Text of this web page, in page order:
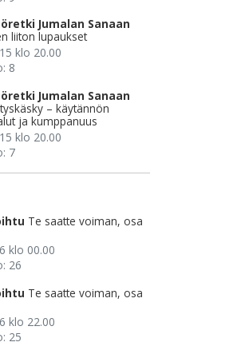
Jumalan Sanaan
liiton lupaukset
klo 20.00
8
Jumalan Sanaan
– käytännön
ja kumppanuus
klo 20.00
7
Te saatte voiman, osa
klo 00.00
26
Te saatte voiman, osa
klo 22.00
25